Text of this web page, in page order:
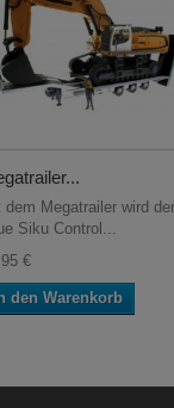
dem Megatrailer wird der
Siku Control...
€
den Warenkorb